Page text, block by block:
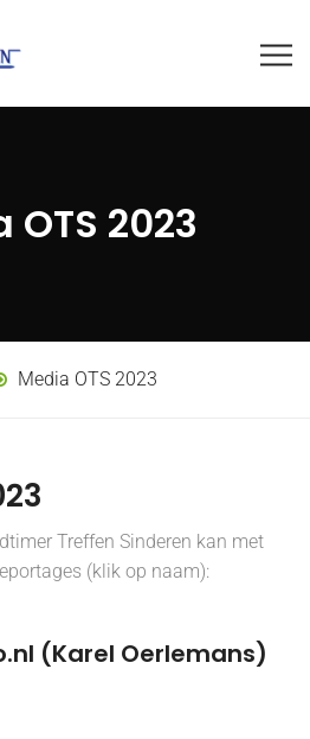
OTS 2023
Media OTS 2023
Treffen Sinderen kan met
(klik op naam):
(Karel Oerlemans)